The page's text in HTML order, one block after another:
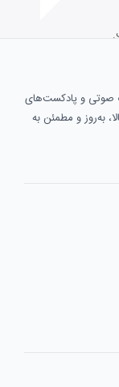
صوتی و پادکست‌های
به‌روز و مطمئن به